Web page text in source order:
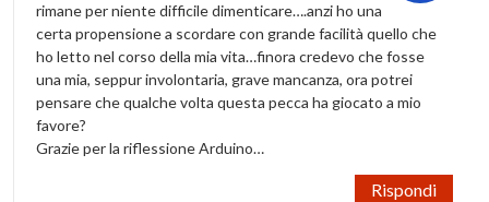
rimane per niente difficile dimenticare….anzi ho una
certa propensione a scordare con grande facilità quello che
ho letto nel corso della mia vita…finora credevo che fosse
una mia, seppur involontaria, grave mancanza, ora potrei
pensare che qualche volta questa pecca ha giocato a mio
favore?
Grazie per la riflessione Arduino…
Rispondi